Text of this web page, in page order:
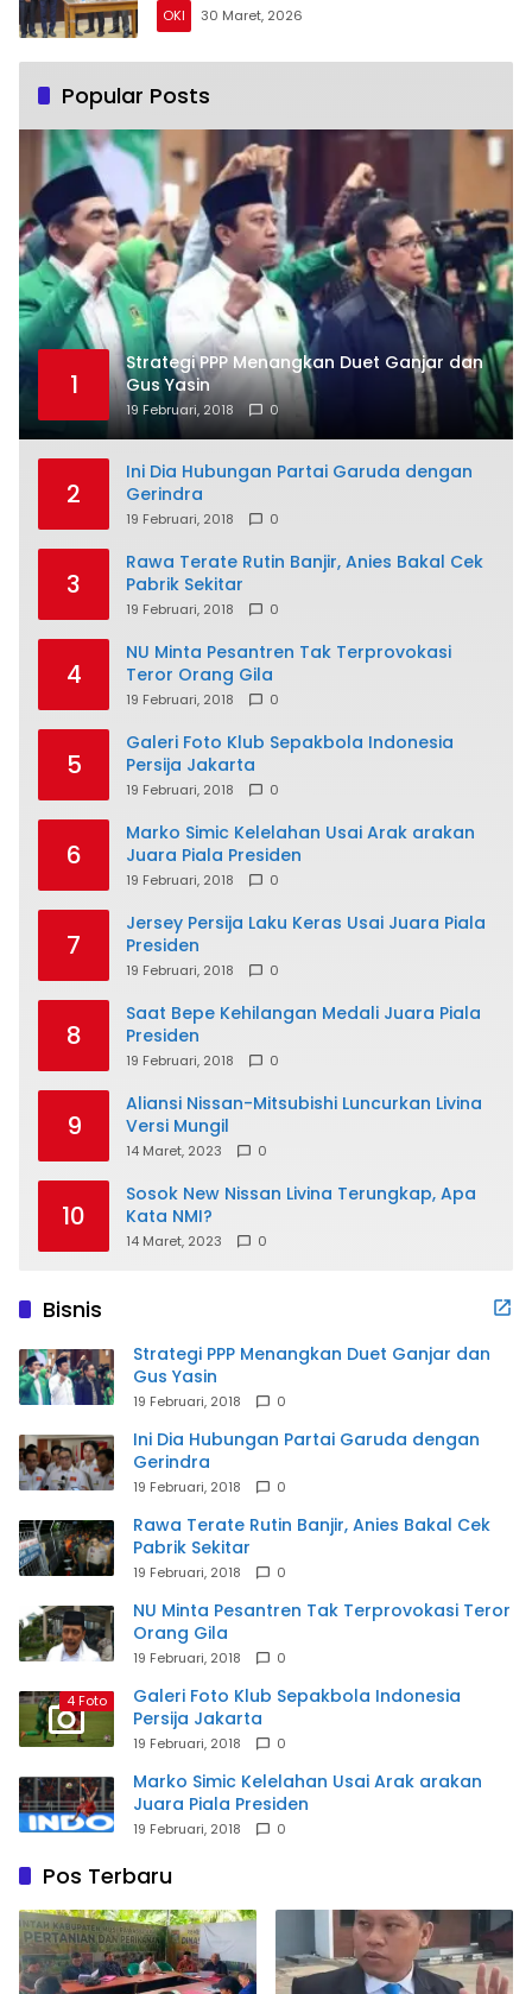
OKI 30 Maret, 2026
Popular Posts
1
Strategi PPP Menangkan Duet Ganjar dan
Gus Yasin
19 Februari, 2018 0
2
Ini Dia Hubungan Partai Garuda dengan
Gerindra
19 Februari, 2018 0
3
Rawa Terate Rutin Banjir, Anies Bakal Cek
Pabrik Sekitar
19 Februari, 2018 0
4
NU Minta Pesantren Tak Terprovokasi
Teror Orang Gila
19 Februari, 2018 0
5
Galeri Foto Klub Sepakbola Indonesia
Persija Jakarta
19 Februari, 2018 0
6
Marko Simic Kelelahan Usai Arak arakan
Juara Piala Presiden
19 Februari, 2018 0
7
Jersey Persija Laku Keras Usai Juara Piala
Presiden
19 Februari, 2018 0
8
Saat Bepe Kehilangan Medali Juara Piala
Presiden
19 Februari, 2018 0
9
Aliansi Nissan-Mitsubishi Luncurkan Livina
Versi Mungil
14 Maret, 2023 0
10
Sosok New Nissan Livina Terungkap, Apa
Kata NMI?
14 Maret, 2023 0
Bisnis
Strategi PPP Menangkan Duet Ganjar dan
Gus Yasin
19 Februari, 2018 0
Ini Dia Hubungan Partai Garuda dengan
Gerindra
19 Februari, 2018 0
Rawa Terate Rutin Banjir, Anies Bakal Cek
Pabrik Sekitar
19 Februari, 2018 0
NU Minta Pesantren Tak Terprovokasi Teror
Orang Gila
19 Februari, 2018 0
4 Foto
Galeri Foto Klub Sepakbola Indonesia
Persija Jakarta
19 Februari, 2018 0
Marko Simic Kelelahan Usai Arak arakan
Juara Piala Presiden
19 Februari, 2018 0
Pos Terbaru